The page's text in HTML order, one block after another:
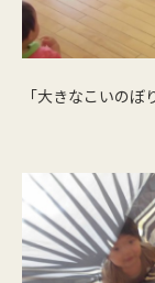
「大きなこいのぼ